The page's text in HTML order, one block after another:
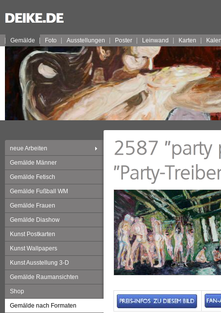
Gemälde Foto Ausstellungen Poster Leinwand Karten
neue Arbeiten
Gemälde Männer
Gemälde Fetisch
Gemälde Fußball WM
Gemälde Frauen
Gemälde Diashow
Kunst Postkarten
Kunst Wallpapers
Kunst Ausstellung 3-D
Gemälde Raumansichten
Shop
Gemälde nach Formaten